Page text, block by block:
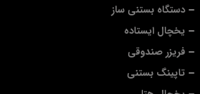
دستگاه بستنی ساز
یخچال ایستاده
فریزر صندوقی
تاپینگ بستنی